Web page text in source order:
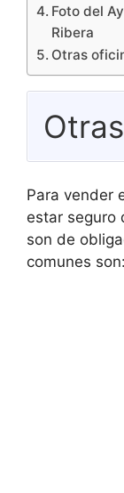
Foto del
Ribera
Otras
Para vender
estar seguro
son de
comunes son: